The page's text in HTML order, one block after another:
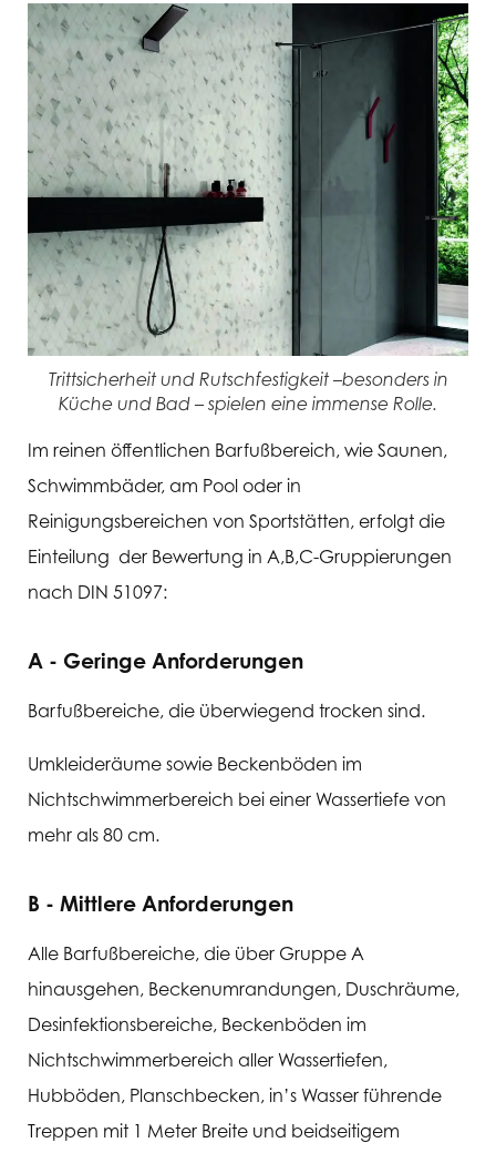
Trittsicherheit und Rutschfestigkeit –besonders in
Küche und Bad – spielen eine immense Rolle.
Im reinen öffentlichen Barfußbereich, wie Saunen,
Schwimmbäder, am Pool oder in
Reinigungsbereichen von Sportstätten, erfolgt die
Einteilung der Bewertung in A,B,C-Gruppierungen
nach DIN 51097:
A - Geringe Anforderungen
Barfußbereiche, die überwiegend trocken sind.
Umkleideräume sowie Beckenböden im
Nichtschwimmerbereich bei einer Wassertiefe von
mehr als 80 cm.
B - Mittlere Anforderungen
Alle Barfußbereiche, die über Gruppe A
hinausgehen, Beckenumrandungen, Duschräume,
Desinfektionsbereiche, Beckenböden im
Nichtschwimmerbereich aller Wassertiefen,
Hubböden, Planschbecken, in’s Wasser führende
Treppen mit 1 Meter Breite und beidseitigem